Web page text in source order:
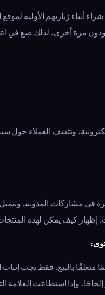
أثناء زيارتهم الأولية
مرة أخرى. لذلك ضع في
مشاركات المدونة.
إظهار كيف يمكن لهذه
بالبيع. فقط يجب إثبات
وإذا استطاعت العلامة